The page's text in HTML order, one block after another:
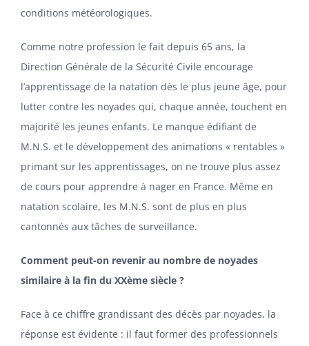
conditions météorologiques.
Comme notre profession le fait depuis 65 ans, la
Direction Générale de la Sécurité Civile encourage
l’apprentissage de la natation dès le plus jeune âge, pour
lutter contre les noyades qui, chaque année, touchent en
majorité les jeunes enfants. Le manque édifiant de
M.N.S. et le développement des animations « rentables »
primant sur les apprentissages, on ne trouve plus assez
de cours pour apprendre à nager en France. Même en
natation scolaire, les M.N.S. sont de plus en plus
cantonnés aux tâches de surveillance.
Comment peut-on revenir au nombre de noyades
similaire à la fin du XXème siècle ?
Face à ce chiffre grandissant des décès par noyades, la
réponse est évidente : il faut former des professionnels